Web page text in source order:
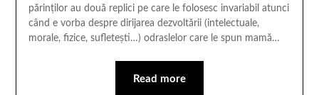
părinților au două replici pe care le folosesc invariabil atunci
când e vorba despre dirijarea dezvoltării (intelectuale,
morale, fizice, sufletești…) odraslelor care le spun mamă…
Read more